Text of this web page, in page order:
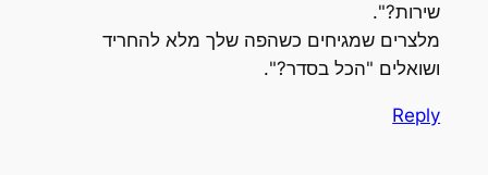
שירות?".
מלצרים שמגיחים כשהפה שלך מלא להחריד
ושואלים "הכל בסדר?".
Reply